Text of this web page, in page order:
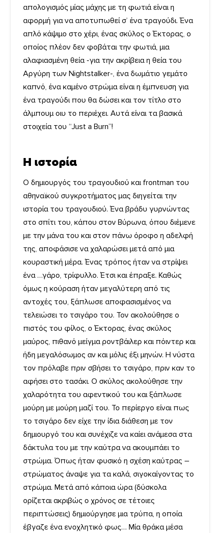
απολογισμός μίας μάχης με τη φωτιά είναι η
αφορμή για να αποτυπωθεί σ’ ένα τραγούδι. Ένα
απλό κάψιμο στο χέρι, ένας σκύλος ο Έκτορας, ο
οποίος πλέον δεν φοβάται την φωτιά, μια
αλαφιασμένη θεία -για την ακρίβεια η θεία του
Αργύρη των Nightstalker-, ένα δωμάτιο γεμάτο
καπνό, ένα καμένο στρώμα είναι η έμπνευση για
ένα τραγούδι που θα δώσει και τον τίτλο στο
άλμπουμ οιυ το περιέχει. Αυτά είναι τα βασικά
στοιχεία του “Just a Burn”!
Η ιστορία
Ο δημιουργός του τραγουδιού και frontman του
αθηναϊκού συγκροτήματος μας διηγείται την
ιστορία του τραγουδιού. Ένα βράδυ γυρνώντας
στο σπίτι του, κάπου στον Βύρωνα, όπου διέμενε
με την μάνα του και στον πάνω όροφο η αδελφή
της, αποφάσισε να χαλαρώσει μετά από μια
κουραστική μέρα. Ένας τρόπος ήταν να στρίψει
ένα …γάρο, τρίφυλλο. Έτσι και έπραξε. Καθώς
όμως η κούραση ήταν μεγαλύτερη από τις
αντοχές του, ξάπλωσε αποφασισμένος να
τελειώσει το τσιγάρο του. Τον ακολούθησε ο
πιστός του φίλος, ο Έκτορας, ένας σκύλος
μαύρος, πιθανό μείγμα ροντβάιλερ και πόιντερ και
ήδη μεγαλόσωμος αν και μόλις έξι μηνών. Η νύστα
τον πρόλαβε πριν σβήσει το τσιγάρο, πριν καν το
αφήσει στο τασάκι. Ο σκύλος ακολούθησε την
χαλαρότητα του αφεντικού του και ξάπλωσε
μούρη με μούρη μαζί του. Το περίεργο είναι πως
το τσιγάρο δεν είχε την ίδια διάθεση με τον
δημιουργό του και συνέχιζε να καίει ανάμεσα στα
δάκτυλα του με την καύτρα να ακουμπάει το
στρώμα. Όπως ήταν φυσικό η σχέση καύτρας –
στρώματος άναψε για τα καλά, σιγοκαίγοντας το
στρώμα. Μετά από κάποια ώρα (δύσκολα
ορίζεται ακριβώς ο χρόνος σε τέτοιες
περιπτώσεις) δημιούργησε μια τρύπα, η οποία
έβγαζε ένα ενοχλητικό φως… Μία θράκα μέσα